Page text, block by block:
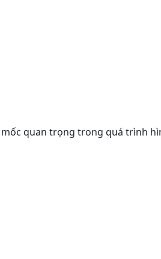
mốc quan trọng trong quá trình